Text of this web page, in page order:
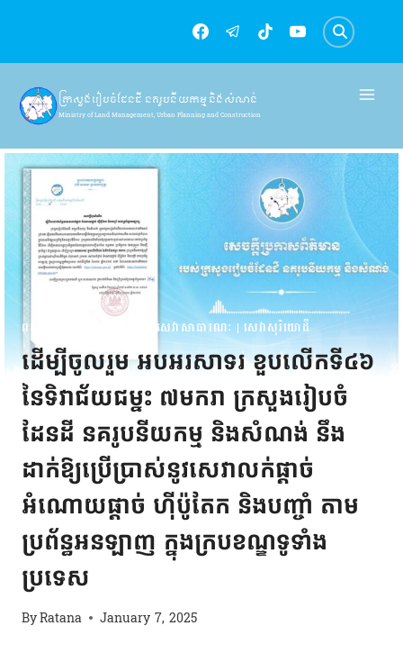
content
ក្រសួងរៀបចំដែនដី នគរូបនីយកម្ម និងសំណង់
Ministry of Land Management, Urban Planning and Construction
ពត៌មាន សេវាសាធារណៈ |សេវាសុរិយោដី
ដើម្បីចូលរួម អបអរសាទរ ខួបលើកទី៤៦
នៃទិវាជ័យជម្នះ ៧មករា ក្រសួងរៀបចំ
ដែនដី នគរូបនីយកម្ម និងសំណង់ នឹង
ដាក់ឱ្យប្រើប្រាស់នូវសេវាលក់ផ្តាច់
អំណោយផ្តាច់ ហ៊ីប៉ូតែក និងបញ្ចាំ តាម
ប្រព័ន្ធអនឡាញ ក្នុងក្របខណ្ឌទូទាំង
ប្រទេស
ByRatana January 7, 2025